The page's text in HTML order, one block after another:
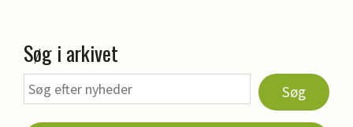
Søg i arkivet
Søg